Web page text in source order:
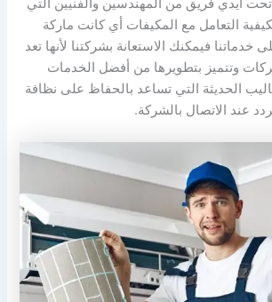
تحت أيدي فريق من المهندسين والفنيين التي
التعامل مع المكيفات أي كانت ماركة
خدماتنا فيمكنك الاستعانة بشركتنا لأنها تعد
وتتميز بتطويرها من أفضل الخدمات
الحديثة التي تساعد بالحفاظ على نظافة
عند الاتصال بالشركة.